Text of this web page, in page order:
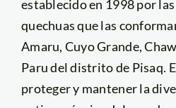
establecido en 1998 por
quechuas que las
Amaru, Cuyo Grande,
Paru del distrito de Pisaq.
proteger y mantener la